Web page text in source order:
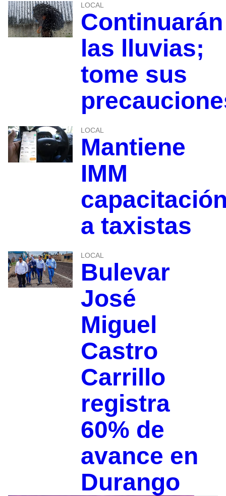
LOCAL
Continuarán
las lluvias;
tome sus
LOCAL
Mantiene
IMM
a taxistas
LOCAL
Bulevar
José
Miguel
Castro
Carrillo
registra
60% de
avance en
Durango